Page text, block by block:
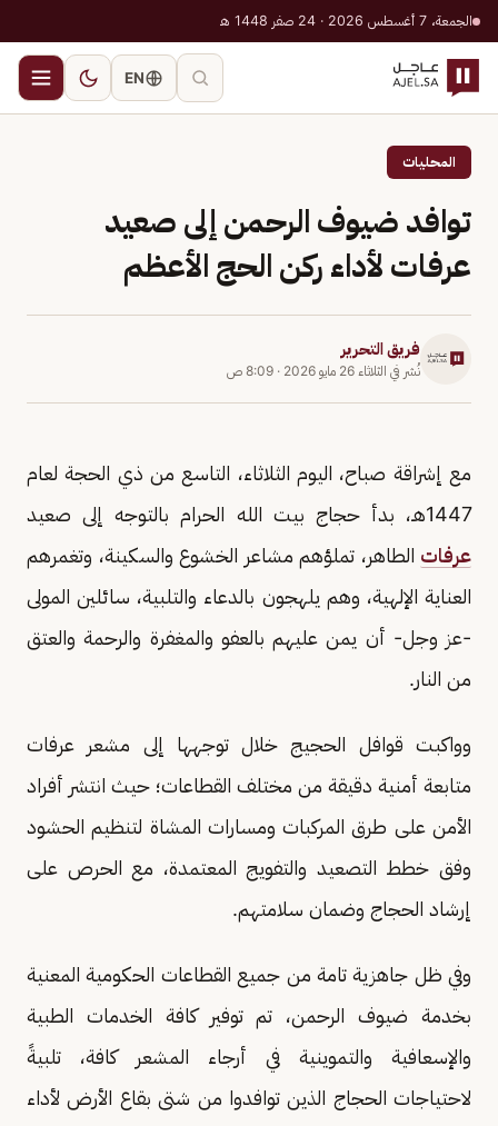
الجمعة، 7 أغسطس 2026 · 24 صفر 1448 هـ
EN
المحليات
توافد ضيوف الرحمن إلى صعيد
عرفات لأداء ركن الحج الأعظم
فريق التحرير
نُشر في الثلاثاء 26 مايو 2026 · 8:09 ص
مع إشراقة صباح، اليوم الثلاثاء، التاسع من ذي الحجة لعام
1447هـ، بدأ حجاج بيت الله الحرام بالتوجه إلى صعيد
عرفات الطاهر، تملؤهم مشاعر الخشوع والسكينة، وتغمرهم
العناية الإلهية، وهم يلهجون بالدعاء والتلبية، سائلين المولى
-عز وجل- أن يمن عليهم بالعفو والمغفرة والرحمة والعتق
من النار.
وواكبت قوافل الحجيج خلال توجهها إلى مشعر عرفات
متابعة أمنية دقيقة من مختلف القطاعات؛ حيث انتشر أفراد
الأمن على طرق المركبات ومسارات المشاة لتنظيم الحشود
وفق خطط التصعيد والتفويج المعتمدة، مع الحرص على
إرشاد الحجاج وضمان سلامتهم.
وفي ظل جاهزية تامة من جميع القطاعات الحكومية المعنية
بخدمة ضيوف الرحمن، تم توفير كافة الخدمات الطبية
والإسعافية والتموينية في أرجاء المشعر كافة، تلبيةً
لاحتياجات الحجاج الذين توافدوا من شتى بقاع الأرض لأداء